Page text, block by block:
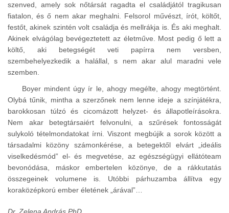
szenved, amely sok nőtársát ragadta el családjától tragikusan
fiatalon, és ő nem akar meghalni. Felsorol művészt, írót, költőt,
festőt, akinek szintén volt családja és mellrákja is. És aki meghalt.
Akinek elvágólag bevégeztetett az életműve. Most pedig ő lett a
költő, aki betegségét veti papírra nem versben,
szembehelyezkedik a halállal, s nem akar alul maradni vele
szemben.
Boyer mindent úgy ír le, ahogy megélte, ahogy megtörtént.
Olybá tűnik, mintha a szerzőnek nem lenne ideje a színjátékra,
barokkosan túlzó és cicomázott helyzet- és állapotleírásokra.
Nem akar betegtársaiért felvonulni, a szűrések fontosságát
sulykoló tételmondatokat írni. Viszont megbújik a sorok között a
társadalmi közöny számonkérése, a betegektől elvárt „ideális
viselkedésmód” el- és megvetése, az egészségügyi ellátóteam
bevonódása, máskor embertelen közönye, de a rákkutatás
összegeinek volumene is. Utóbbi párhuzamba állítva egy
koraközépkorú ember életének „árával”…